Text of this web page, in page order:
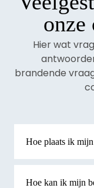
onze
Hier wat
brandende
Hoe plaats ik
Hoe kan ik mijn